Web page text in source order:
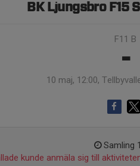
BK Ljungsbro F15
F11 B
-
10 maj, 12:00,
Samling
kunde anmäla sig till